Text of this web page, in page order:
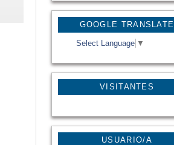
GOOGLE TRANSLATE
Select Language ▼
VISITANTES
USUARIO/A